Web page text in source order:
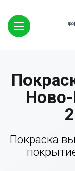
Покраска